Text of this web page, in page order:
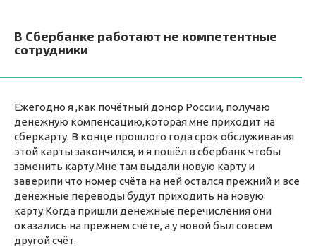
В Сбербанке работают не компетентные
сотрудники
Ежегодно я ,как почётный донор России, получаю
денежную компенсацию,которая мне приходит на
сберкарту. В конце прошлого года срок обслуживания
этой карты закончился, и я пошёл в сбербанк чтобы
заменить карту.Мне там выдали новую карту и
заверипи что номер счёта на ней остался прежний и все
денежные переводы будут приходить на новую
карту.Когда пришли денежные перечисления они
оказались на прежнем счёте, а у новой был совсем
другой счёт.